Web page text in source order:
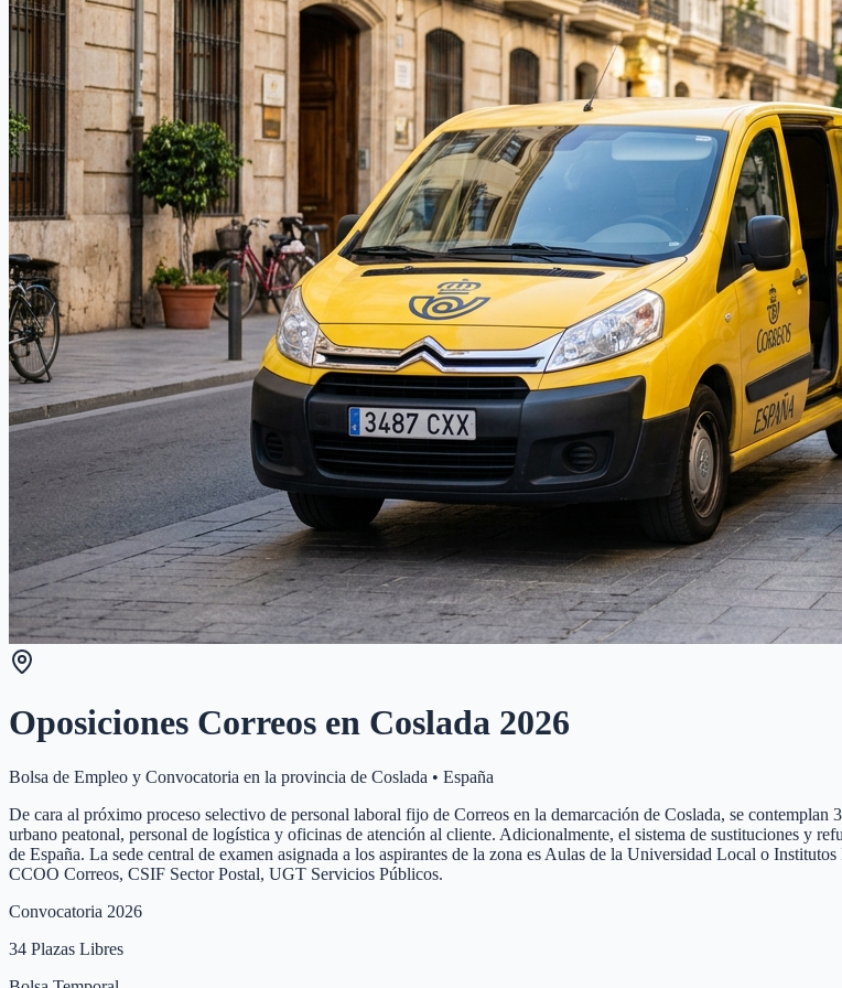
Oposiciones Correos en Coslada 2026
Bolsa de Empleo y Convocatoria en la provincia de Coslada • España
De cara al próximo proceso selectivo de personal laboral fijo de Correos en la demarcación de Coslada, se
urbano peatonal, personal de logística y oficinas de atención al cliente. Adicionalmente, el sistema de sustituciones y
de España. La sede central de examen asignada a los aspirantes de la zona es Aulas de la Universidad Local o
CCOO Correos, CSIF Sector Postal, UGT Servicios Públicos.
Convocatoria 2026
34 Plazas Libres